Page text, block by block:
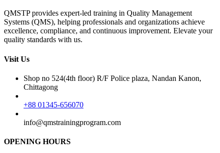
QMSTP provides expert-led training in Quality Management
Systems (QMS), helping professionals and organizations achieve
excellence, compliance, and continuous improvement. Elevate your
quality standards with us.
Visit Us
Shop no 524(4th floor) R/F Police plaza, Nandan Kanon,
Chittagong
+88 01345-656070
info@qmstrainingprogram.com
OPENING HOURS